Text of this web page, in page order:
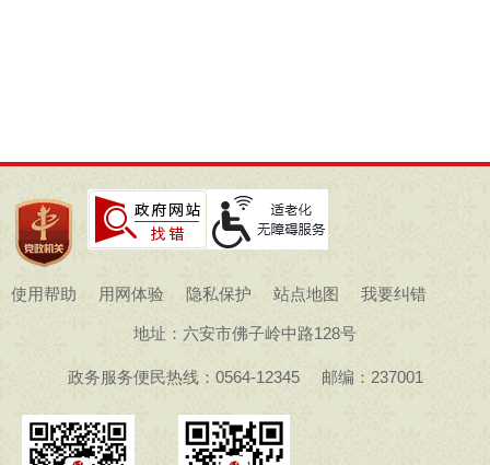
使用帮助 用网体验 隐私保护 站点地图 我要纠错
地址：六安市佛子岭中路128号
政务服务便民热线：0564-12345 邮编：237001